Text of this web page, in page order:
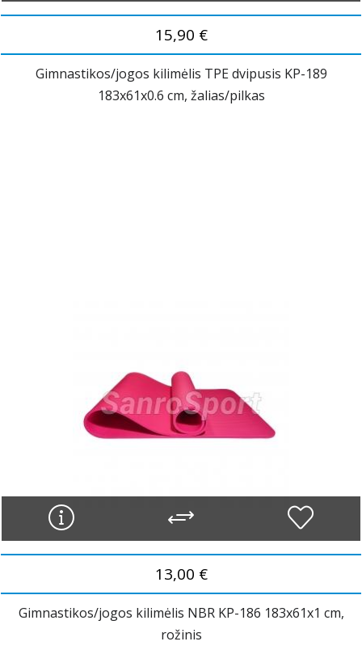
15,90 €
Gimnastikos/jogos kilimėlis TPE dvipusis KP-189
183x61x0.6 cm, žalias/pilkas
13,00 €
Gimnastikos/jogos kilimėlis NBR KP-186 183x61x1 cm,
rožinis